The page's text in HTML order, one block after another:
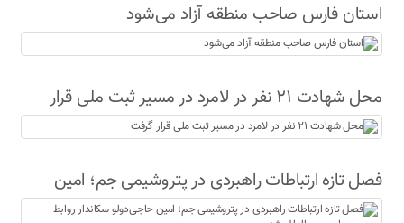
استان فارس صاحب منطقه آزاد می‌شود
محل شهادت ۲۱ نفر در لامرد در مسیر ثبت ملی قرار
گرفت
فصل تازه ارتباطات راهبردی در پتروشیمی جم؛ امین
حاجی‌دولو سکاندار روابط عمومی و امور بین‌الملل شد